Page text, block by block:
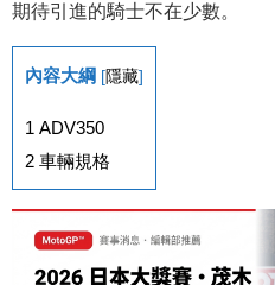
期待引進的騎士不在少數。
內容大綱 [隱藏]
1 ADV350
2 車輛規格